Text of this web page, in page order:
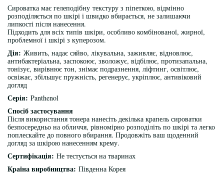
Сироватка має гелеподібну текстуру з піпеткою, відмінно
розподіляється по шкірі і швидко вбирається, не залишаючи
липкості після нанесення.
Підходить для всіх типів шкіри, особливо комбінованої, жирної,
проблемної і шкірі з куперозом.
Дія: Живить, надає сяйво, лікувальна, заживляє, відновлює,
антибактеріальна, заспокоює, зволожує, відбілює, протизапальна,
тонізує, вирівнює тон, знімає подразнення, ліфтинг, освітлює,
освіжає, збільшує пружність, регенерує, укріплює, антивіковий
догляд
Серія: Panthenol
Спосіб застосування
Після використання тонера нанесіть декілька крапель сироватки
безпосередньо на обличчя, рівномірно розподіліть по шкірі та легко
поплескайте до повного вбирання. Продовжіть ваш щоденний
догляд за шкірою нанесенням крему.
Сертифікація: Не тестується на тваринах
Країна виробництва: Південна Корея